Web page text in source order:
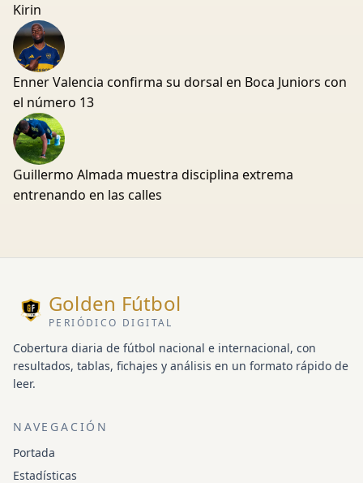
Kirin
Enner Valencia confirma su dorsal en Boca Juniors con
el número 13
Guillermo Almada muestra disciplina extrema
entrenando en las calles
Golden Fútbol
PERIÓDICO DIGITAL
Cobertura diaria de fútbol nacional e internacional, con
resultados, tablas, fichajes y análisis en un formato rápido de
leer.
NAVEGACIÓN
Portada
Estadísticas